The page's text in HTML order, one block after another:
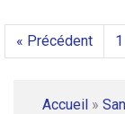
« Précédent 1
Accueil »